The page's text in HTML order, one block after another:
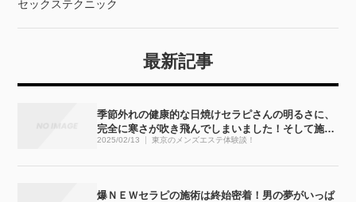
セックステクニック
最新記事
季節外れの健康的な日焼けセラピさんの明るさに、
完全に寒さが吹き飛んでしまいました！そして施術
も・・・完全にぶっ飛びました！！
2025/02/13 東京のメンズエステ体験談！
爆ＮＥＷセラピの施術は終始密着！男の夢がいっぱ